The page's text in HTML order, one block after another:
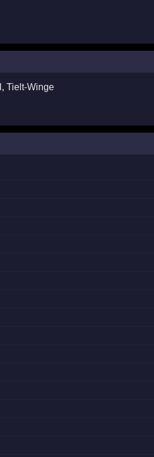
, Tielt-Winge